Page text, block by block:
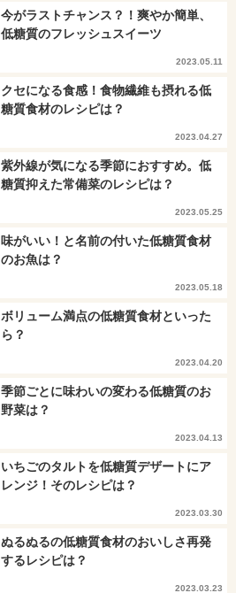
今がラストチャンス？！爽やか簡単、
低糖質のフレッシュスイーツ
2023.05.11
クセになる食感！食物繊維も摂れる低
糖質食材のレシピは？
2023.04.27
紫外線が気になる季節におすすめ。低
糖質抑えた常備菜のレシピは？
2023.05.25
味がいい！と名前の付いた低糖質食材
のお魚は？
2023.05.18
ボリューム満点の低糖質食材といった
ら？
2023.04.20
季節ごとに味わいの変わる低糖質のお
野菜は？
2023.04.13
いちごのタルトを低糖質デザートにア
レンジ！そのレシピは？
2023.03.30
ぬるぬるの低糖質食材のおいしさ再発
するレシピは？
2023.03.23